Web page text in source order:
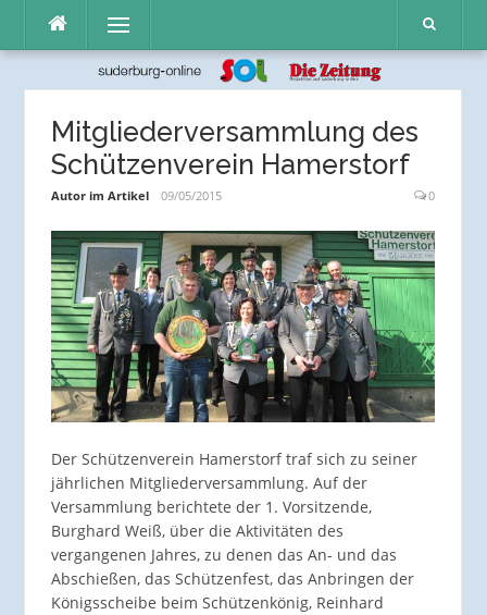
Inhalt
Menü
Mitgliederversammlung des
Schützenverein Hamerstorf
Autor im Artikel 09/05/2015 0
Der Schützenverein Hamerstorf traf sich zu seiner
jährlichen Mitgliederversammlung. Auf der
Versammlung berichtete der 1. Vorsitzende,
Burghard Weiß, über die Aktivitäten des
vergangenen Jahres, zu denen das An- und das
Abschießen, das Schützenfest, das Anbringen der
Königsscheibe beim Schützenkönig, Reinhard